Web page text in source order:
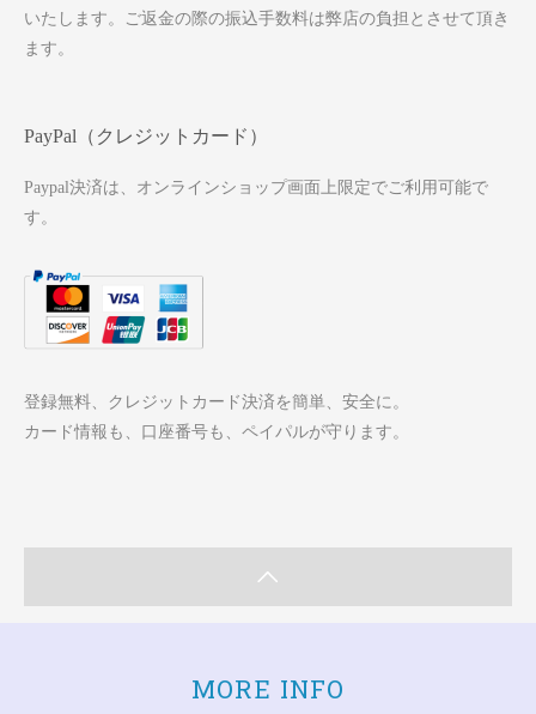
いたします。ご返金の際の振込手数料は弊店の負担とさせて頂き
ます。
PayPal（クレジットカード）
Paypal決済は、オンラインショップ画面上限定でご利用可能で
す。
登録無料、クレジットカード決済を簡単、安全に。
カード情報も、口座番号も、ペイパルが守ります。
MORE INFO